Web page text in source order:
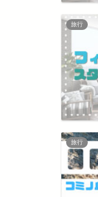
旅行
旅行